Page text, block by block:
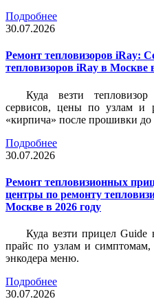
Подробнее
30.07.2026
Ремонт тепловизоров iRay:
тепловизоров iRay в Москве
Куда везти
сервисов, цены по узлам и
«кирпича» после прошивки
Подробнее
30.07.2026
Ремонт тепловизионных
центры по ремонту
Москве в 2026 году
Куда везти прицел Guide
прайс по узлам и
энкодера меню.
Подробнее
30.07.2026